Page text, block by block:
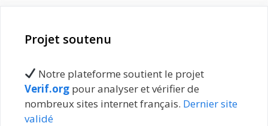
Projet soutenu
Notre plateforme soutient le projet
Verif.org pour analyser et vérifier de
nombreux sites internet français. Dernier site
validé